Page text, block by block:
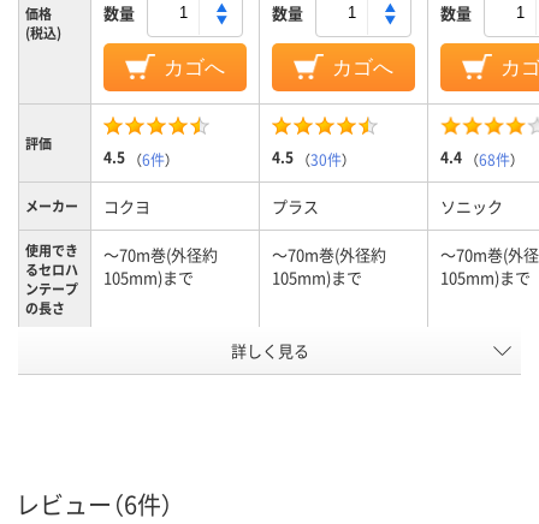
価格
(税込)
数量
カゴへ
数量
カゴへ
数量
カ
評価
4.5 （6件） 4.5 （30件） 4.4 （68件）
メーカー コクヨ プラス ソニック
使用でき
るセロハ
ンテープ
の長さ
～70m巻(外径約
105mm)まで
～70m巻(外径約
105mm)まで
～70m巻(外
105mm)まで
詳しく見る
レビュー（6件）